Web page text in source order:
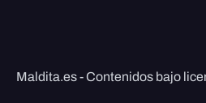
Maldita.es - Contenidos bajo